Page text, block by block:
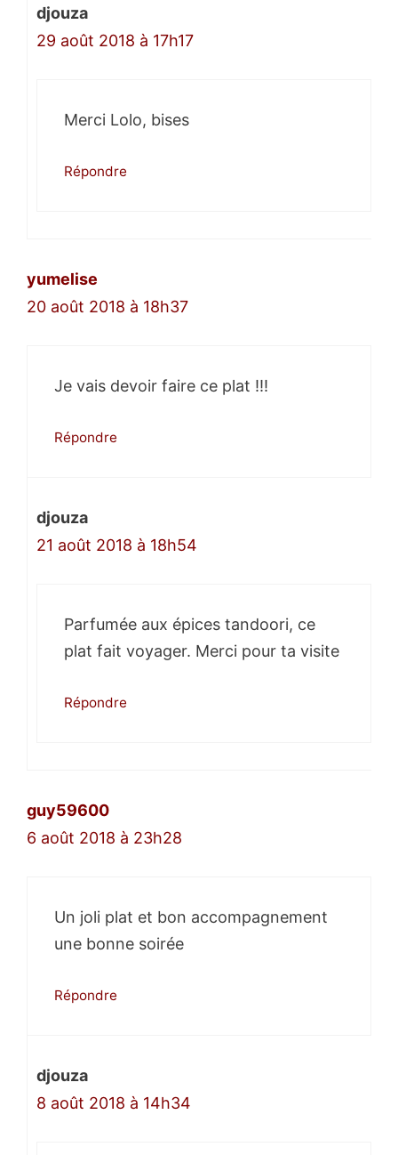
djouza
29 août 2018 à 17h17
Merci Lolo, bises
Répondre
yumelise
20 août 2018 à 18h37
Je vais devoir faire ce plat !!!
Répondre
djouza
21 août 2018 à 18h54
Parfumée aux épices tandoori, ce
plat fait voyager. Merci pour ta visite
Répondre
guy59600
6 août 2018 à 23h28
Un joli plat et bon accompagnement
une bonne soirée
Répondre
djouza
8 août 2018 à 14h34